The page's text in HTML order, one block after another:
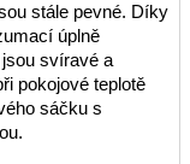
stále pevné. Díky
úplně
svíravé a
pokojové teplotě
sáčku s